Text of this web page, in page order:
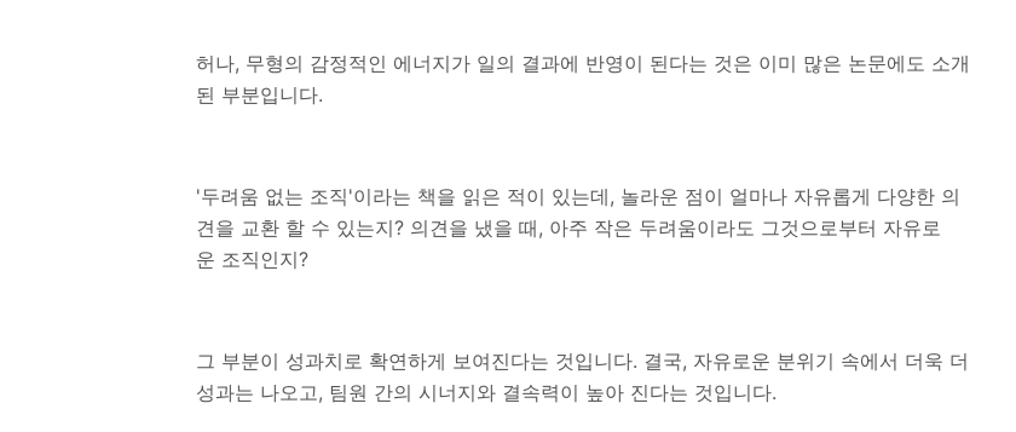
허나, 무형의 감정적인 에너지가 일의 결과에 반영이 된다는 것은 이미 많은 논문에도 소개
된 부분입니다.
'두려움 없는 조직'이라는 책을 읽은 적이 있는데, 놀라운 점이 얼마나 자유롭게 다양한 의
견을 교환 할 수 있는지? 의견을 냈을 때, 아주 작은 두려움이라도 그것으로부터 자유로
운 조직인지?
그 부분이 성과치로 확연하게 보여진다는 것입니다. 결국, 자유로운 분위기 속에서 더욱 더
성과는 나오고, 팀원 간의 시너지와 결속력이 높아 진다는 것입니다.